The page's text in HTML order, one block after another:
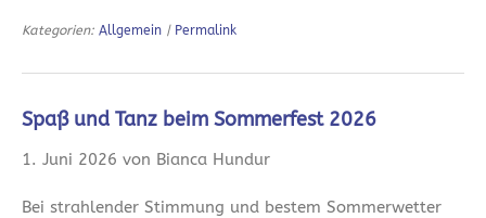
Kategorien: Allgemein | Permalink
Spaß und Tanz beim Sommerfest 2026
1. Juni 2026 von Bianca Hundur
Bei strahlender Stimmung und bestem Sommerwetter